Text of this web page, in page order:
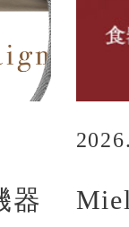
器